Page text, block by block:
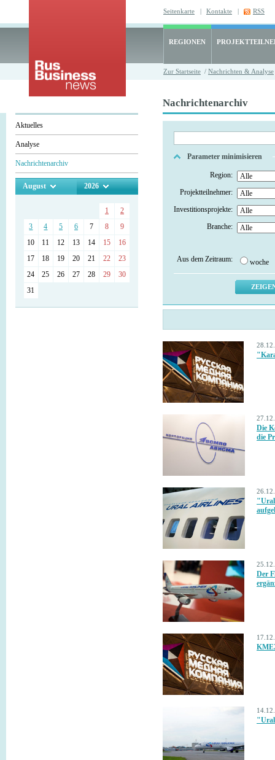
Seitenkarte | Kontakte | RSS
REGIONEN
Zur Startseite / Nachrichten & Analyse
Aktuelles
Analyse
Nachrichtenarchiv
August 2026
1
2
3
4 5 6 7 8
9
10
11 12 13 14 15
16
17
18 19 20 21 22
23
24
25 26 27 28 29
30
31
Nachrichtenarchiv
Parameter minimisieren
Region:
Projektteilnehmer:
Investitionsprojekte:
Branche:
Aus dem Zeitraum: woche
Die
die
"Ural
Der
"Ural